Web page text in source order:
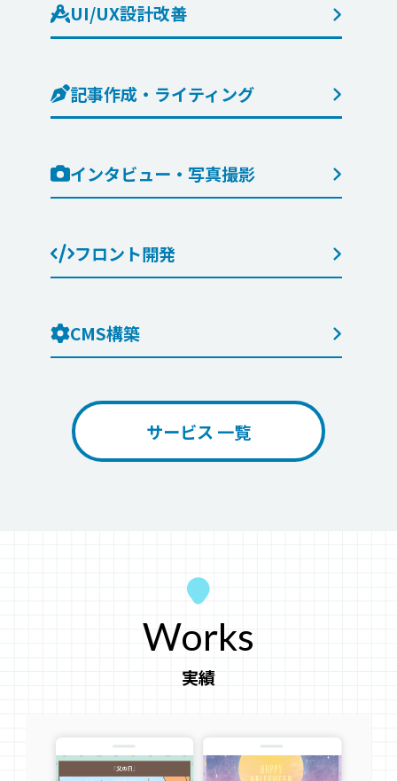
UI/UX設計改善
記事作成・ライティング
インタビュー・写真撮影
フロント開発
CMS構築
サービス 一覧
Works
実績